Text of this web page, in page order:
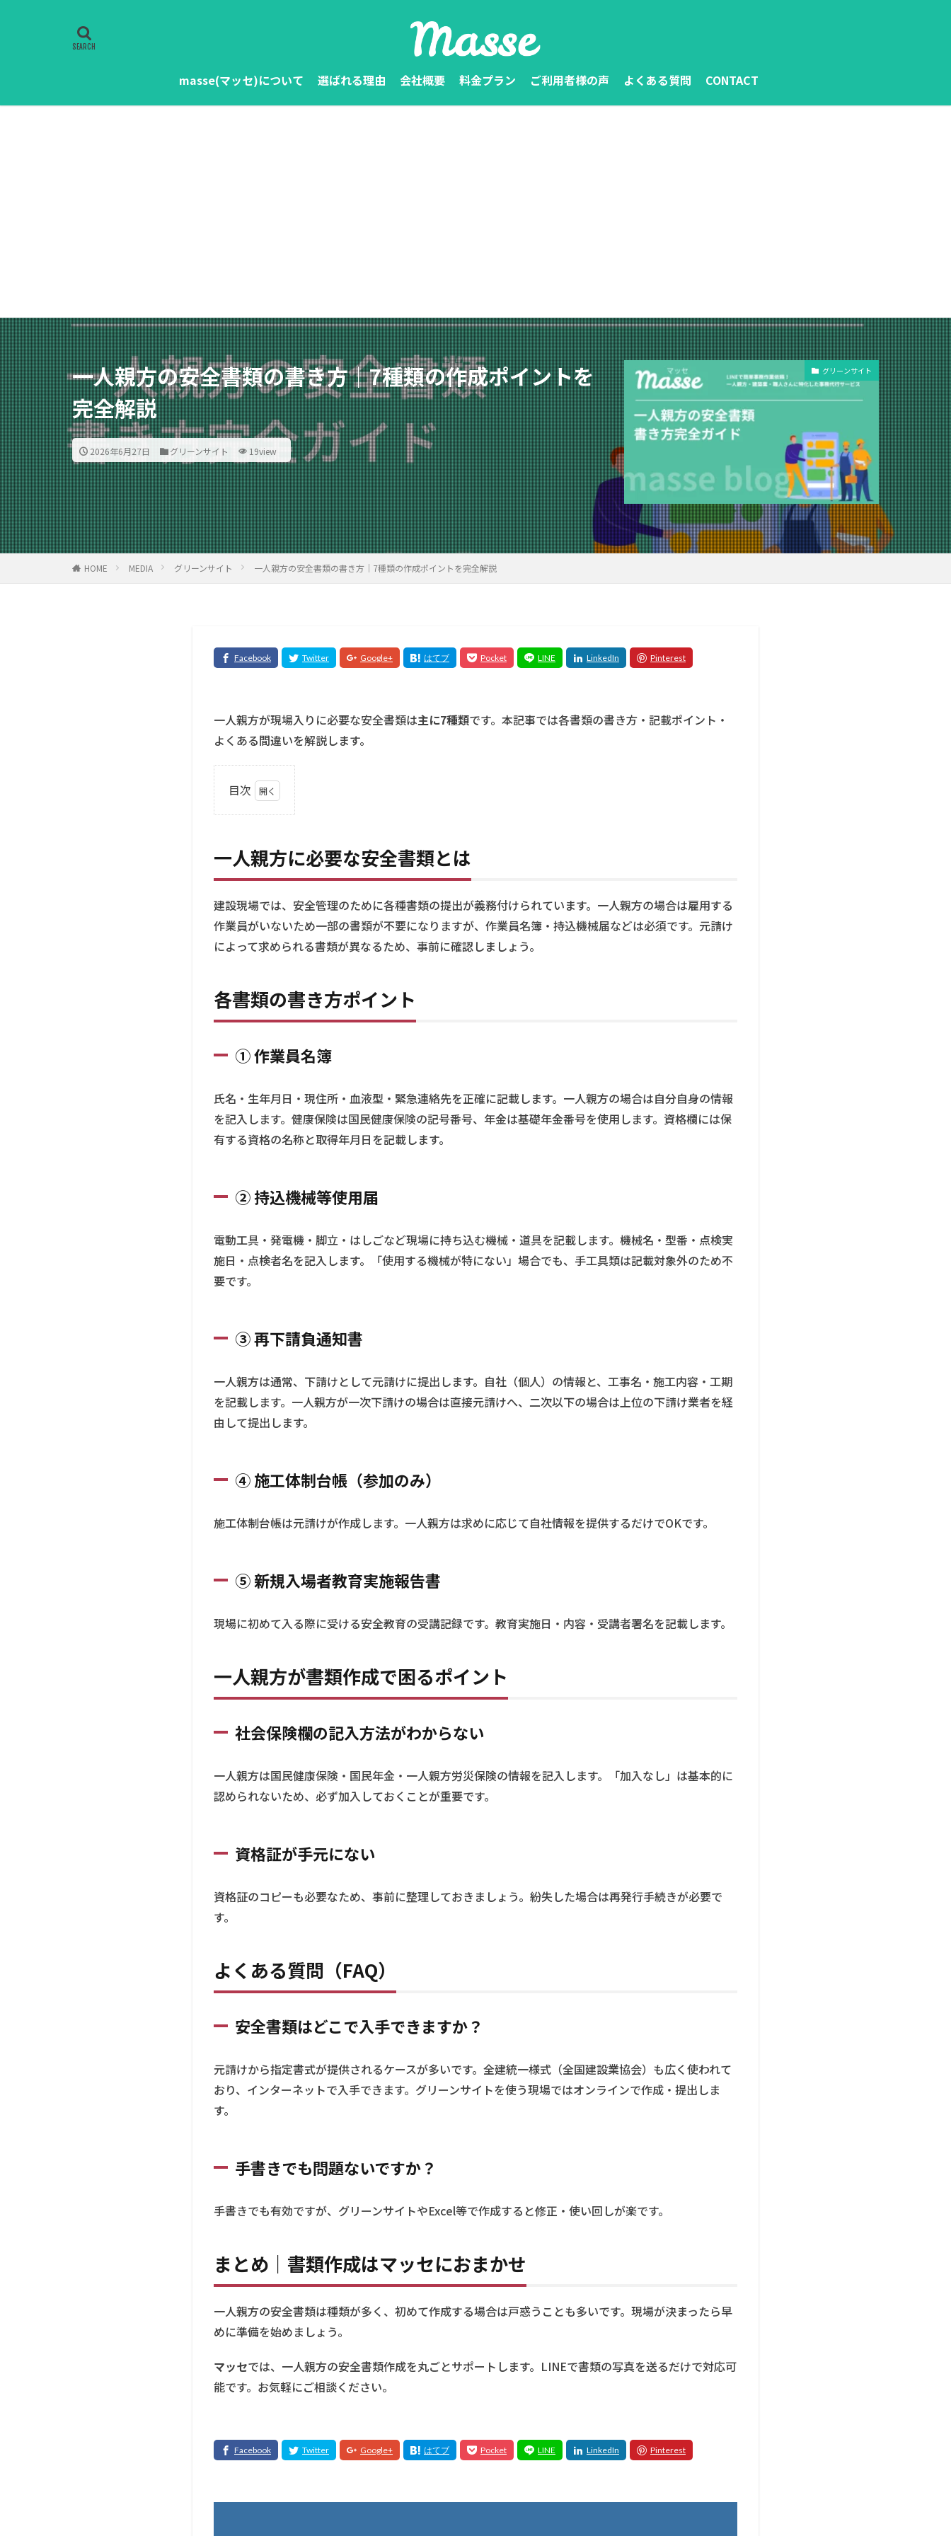
masse(マッセ)について 選ばれる理由 会社概要 料金プラン ご利用者様の声 よくある質問 CONTACT
一人親方の安全書類の書き方｜7種類の作成ポイントを
完全解説
2026年6月27日 グリーンサイト 19view
グリーンサイト
HOME MEDIA グリーンサイト 一人親方の安全書類の書き方｜7種類の作成ポイントを完全解説
一人親方が現場入りに必要な安全書類は主に7種類です。本記事では各書類の書き方・記載ポイント・
よくある間違いを解説します。
目次
親
方
に
必
要
な
安
類
と
は
各
類
の
書
き
方
ン
2.1
① 作
業員
名簿
込機
械等
届
2.3
③ 再
2.4
工体
加の
2.5
場者
教育
実施
書
人
親
類
で
困
ン
ト
社会
記入
方法
3.2
資格
手元
にな
4 よ
くある
質問
（FAQ）
4.1
書類
こで
ます
か？
一人親方に必要な安全書類とは
建設現場では、安全管理のために各種書類の提出が義務付けられています。一人親方の場合は雇用する
作業員がいないため一部の書類が不要になりますが、作業員名簿・持込機械届などは必須です。元請け
によって求められる書類が異なるため、事前に確認しましょう。
各書類の書き方ポイント
① 作業員名簿
氏名・生年月日・現住所・血液型・緊急連絡先を正確に記載します。一人親方の場合は自分自身の情報
を記入します。健康保険は国民健康保険の記号番号、年金は基礎年金番号を使用します。資格欄には保
有する資格の名称と取得年月日を記載します。
② 持込機械等使用届
電動工具・発電機・脚立・はしごなど現場に持ち込む機械・道具を記載します。機械名・型番・点検実
施日・点検者名を記入します。「使用する機械が特にない」場合でも、手工具類は記載対象外のため不
要です。
③ 再下請負通知書
一人親方は通常、下請けとして元請けに提出します。自社（個人）の情報と、工事名・施工内容・工期
を記載します。一人親方が一次下請けの場合は直接元請けへ、二次以下の場合は上位の下請け業者を経
由して提出します。
④ 施工体制台帳（参加のみ）
施工体制台帳は元請けが作成します。一人親方は求めに応じて自社情報を提供するだけでOKです。
⑤ 新規入場者教育実施報告書
現場に初めて入る際に受ける安全教育の受講記録です。教育実施日・内容・受講者署名を記載します。
一人親方が書類作成で困るポイント
社会保険欄の記入方法がわからない
一人親方は国民健康保険・国民年金・一人親方労災保険の情報を記入します。「加入なし」は基本的に
認められないため、必ず加入しておくことが重要です。
資格証が手元にない
資格証のコピーも必要なため、事前に整理しておきましょう。紛失した場合は再発行手続きが必要で
す。
よくある質問（FAQ）
安全書類はどこで入手できますか？
元請けから指定書式が提供されるケースが多いです。全建統一様式（全国建設業協会）も広く使われて
おり、インターネットで入手できます。グリーンサイトを使う現場ではオンラインで作成・提出しま
す。
手書きでも問題ないですか？
手書きでも有効ですが、グリーンサイトやExcel等で作成すると修正・使い回しが楽です。
まとめ｜書類作成はマッセにおまかせ
一人親方の安全書類は種類が多く、初めて作成する場合は戸惑うことも多いです。現場が決まったら早
めに準備を始めましょう。
マッセでは、一人親方の安全書類作成を丸ごとサポートします。LINEで書類の写真を送るだけで対応可
能です。お気軽にご相談ください。